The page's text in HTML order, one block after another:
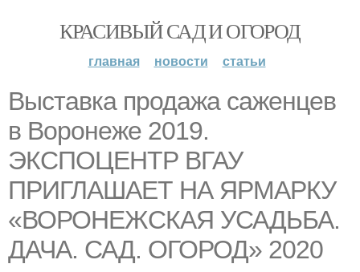
КРАСИВЫЙ САД И ОГОРОД
главная новости статьи
Выставка продажа саженцев
в Воронеже 2019.
ЭКСПОЦЕНТР ВГАУ
ПРИГЛАШАЕТ НА ЯРМАРКУ
«ВОРОНЕЖСКАЯ УСАДЬБА.
ДАЧА. САД. ОГОРОД» 2020